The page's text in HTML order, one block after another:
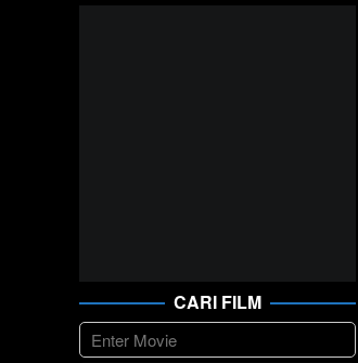
CARI FILM